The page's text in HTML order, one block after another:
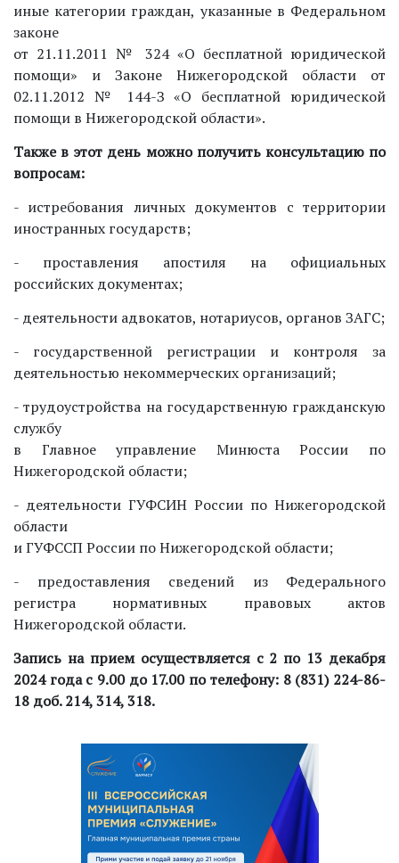
иные категории граждан, указанные в Федеральном
законе
от 21.11.2011 № 324 «О бесплатной юридической
помощи» и Законе Нижегородской области от
02.11.2012 № 144-З «О бесплатной юридической
помощи в Нижегородской области».
Также в этот день можно получить консультацию по
вопросам:
- истребования личных документов с территории
иностранных государств;
- проставления апостиля на официальных
российских документах;
- деятельности адвокатов, нотариусов, органов ЗАГС;
- государственной регистрации и контроля за
деятельностью некоммерческих организаций;
- трудоустройства на государственную гражданскую
службу
в Главное управление Минюста России по
Нижегородской области;
- деятельности ГУФСИН России по Нижегородской
области
и ГУФССП России по Нижегородской области;
- предоставления сведений из Федерального
регистра нормативных правовых актов
Нижегородской области.
Запись на прием осуществляется с 2 по 13 декабря
2024 года с 9.00 до 17.00 по телефону: 8 (831) 224-86-
18 доб. 214, 314, 318.